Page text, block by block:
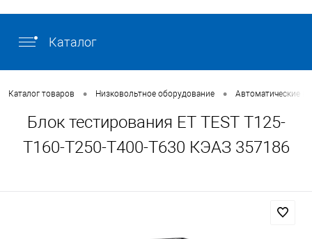
Каталог
Каталог товаров • Низковольтное оборудование • Автоматические
Блок тестирования ET TEST T125-
T160-T250-T400-T630 КЭАЗ 357186